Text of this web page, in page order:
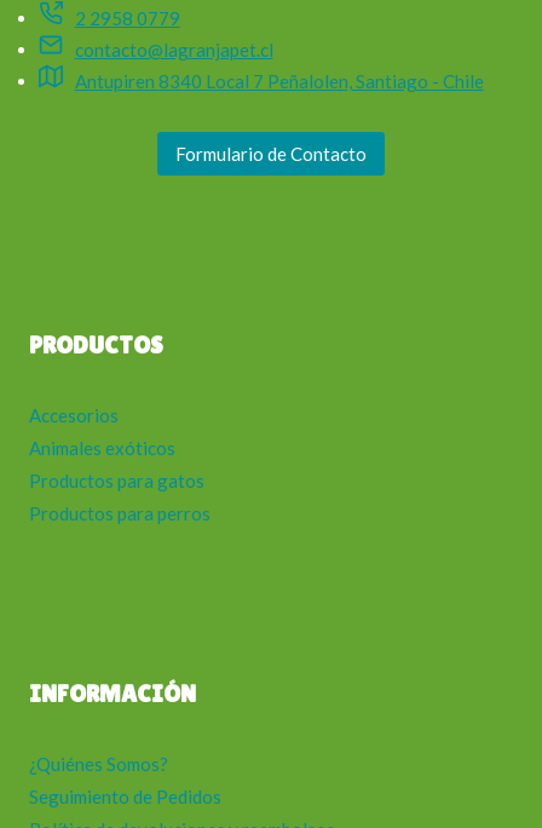
2 2958 0779
contacto@lagranjapet.cl
Antupiren 8340 Local 7 Peñalolen, Santiago - Chile
Formulario de Contacto
PRODUCTOS
Accesorios
Animales exóticos
Productos para gatos
Productos para perros
INFORMACIÓN
¿Quiénes Somos?
Seguimiento de Pedidos